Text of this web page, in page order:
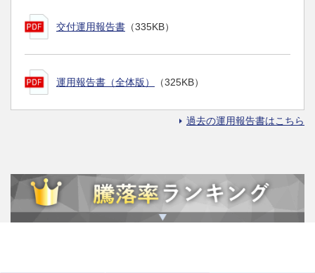
交付運用報告書 （335KB）
運用報告書（全体版） （325KB）
過去の運用報告書はこちら